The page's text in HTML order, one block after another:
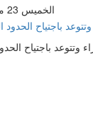
الخميس 23 مايو 2019 11:19 مساءً